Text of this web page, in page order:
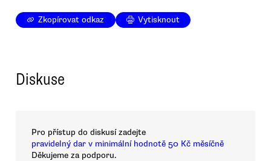
Zkopírovat odkaz Vytisknout
Diskuse
Pro přístup do diskusí zadejte
pravidelný dar v minimální hodnotě 50 Kč měsíčně
Děkujeme za podporu.